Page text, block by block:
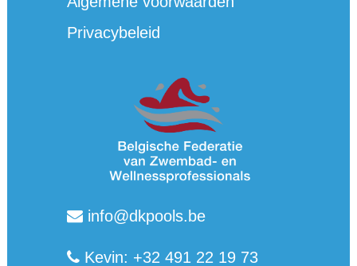
Privacybeleid
info@dkpools.be
Kevin: +32 491 22 19 73